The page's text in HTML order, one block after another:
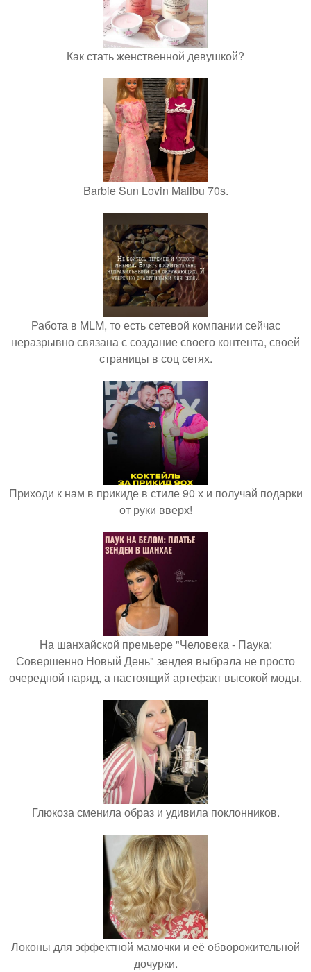
Как стать женственной девушкой?
Barbie Sun Lovin Malibu 70s.
Работа в MLM, то есть сетевой компании сейчас
неразрывно связана с создание своего контента, своей
страницы в соц сетях.
Приходи к нам в прикиде в стиле 90 х и получай подарки
от руки вверх!
На шанхайской премьере "Человека - Паука:
Совершенно Новый День" зендея выбрала не просто
очередной наряд, а настоящий артефакт высокой моды.
Глюкоза сменила образ и удивила поклонников.
Локоны для эффектной мамочки и её обворожительной
дочурки.